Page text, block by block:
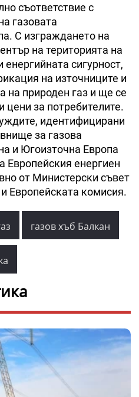
съответствие с
газовата
С изграждането на
на територията на
сигурност,
на източниците и
на природен газ и ще се
цени за потребителите.
идентифицирани
за газова
и Югоизточна Европа
Европейския енергиен
от Министерски съвет
Европейската комисия.
газов хъб Балкан